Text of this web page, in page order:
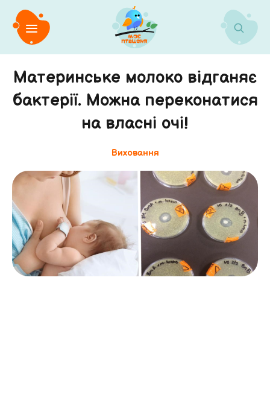
Материнське молоко відганяє
бактерії. Можна переконатися
на власні очі!
Виховання